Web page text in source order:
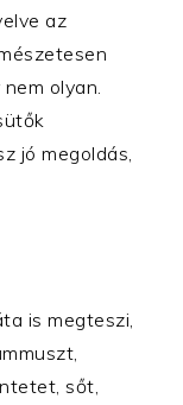
az
olyan.
jó megoldás,
is megteszi,
sőt,